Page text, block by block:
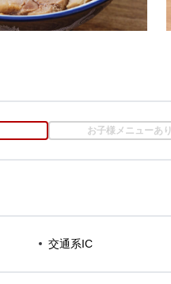
お子様メニューあり
交通系IC